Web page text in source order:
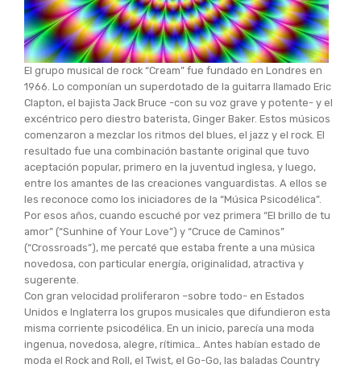
El grupo musical de rock “Cream” fue fundado en Londres en
1966. Lo componían un superdotado de la guitarra llamado Eric
Clapton, el bajista Jack Bruce -con su voz grave y potente- y el
excéntrico pero diestro baterista, Ginger Baker. Estos músicos
comenzaron a mezclar los ritmos del blues, el jazz y el rock. El
resultado fue una combinación bastante original que tuvo
aceptación popular, primero en la juventud inglesa, y luego,
entre los amantes de las creaciones vanguardistas. A ellos se
les reconoce como los iniciadores de la “Música Psicodélica”.
Por esos años, cuando escuché por vez primera “El brillo de tu
amor” (“Sunhine of Your Love”) y “Cruce de Caminos”
(“Crossroads”), me percaté que estaba frente a una música
novedosa, con particular energía, originalidad, atractiva y
sugerente.
Con gran velocidad proliferaron –sobre todo- en Estados
Unidos e Inglaterra los grupos musicales que difundieron esta
misma corriente psicodélica. En un inicio, parecía una moda
ingenua, novedosa, alegre, rítimica… Antes habían estado de
moda el Rock and Roll, el Twist, el Go-Go, las baladas Country